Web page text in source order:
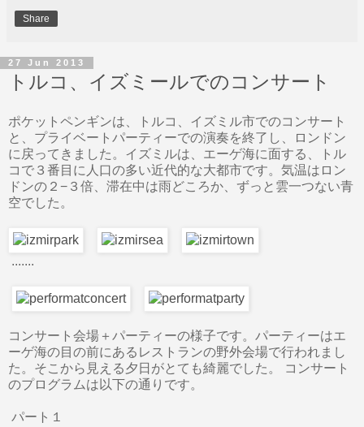
Share
27 Jun 2013
トルコ、イズミールでのコンサート
ポケットペンギンは、トルコ、イズミル市でのコンサート
と、プライベートパーティーでの演奏を終了し、ロンドン
に戻ってきました。イズミルは、エーゲ海に面する、トル
コで３番目に人口の多い近代的な大都市です。気温はロン
ドンの２−３倍、滞在中は雨どころか、ずっと雲一つない青
空でした。
.......
コンサート会場＋パーティーの様子です。パーティーはエ
ーゲ海の目の前にあるレストランの野外会場で行われまし
た。そこから見える夕日がとても綺麗でした。 コンサート
のプログラムは以下の通りです。
パート１